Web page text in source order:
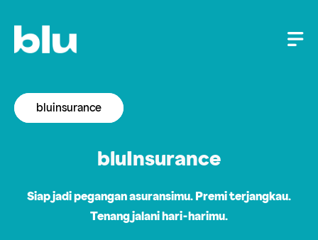
bluinsurance
bluInsurance
Siap jadi pegangan asuransimu. Premi terjangkau.
Tenang jalani hari-harimu.